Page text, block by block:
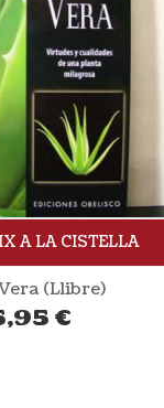
A LA CISTELLA
ecológico (Llibre)
€